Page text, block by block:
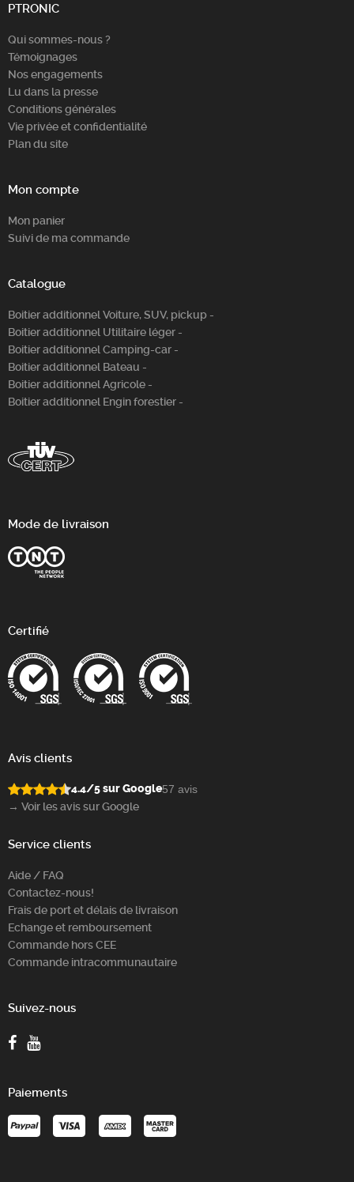
PTRONIC
Qui sommes-nous ?
Témoignages
Nos engagements
Lu dans la presse
Conditions générales
Vie privée et confidentialité
Plan du site
Mon compte
Mon panier
Suivi de ma commande
Catalogue
Boitier additionnel Voiture, SUV, pickup -
Boitier additionnel Utilitaire léger -
Boitier additionnel Camping-car -
Boitier additionnel Bateau -
Boitier additionnel Agricole -
Boitier additionnel Engin forestier -
Mode de livraison
Certifié
Avis clients
4.4/5 sur Google57 avis
→ Voir les avis sur Google
Service clients
Aide / FAQ
Contactez-nous!
Frais de port et délais de livraison
Echange et remboursement
Commande hors CEE
Commande intracommunautaire
Suivez-nous
Paiements